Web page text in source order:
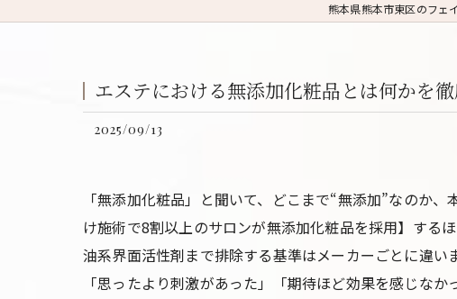
熊本県熊本市東区のフェ
エステにおける無添加化粧品とは何かを
2025/09/13
「無添加化粧品」と聞いて、どこまで“無添加”なのか
け施術で8割以上のサロンが無添加化粧品を採用】する
油系界面活性剤まで排除する基準はメーカーごとに違いま
「思ったより刺激があった」「期待ほど効果を感じなか